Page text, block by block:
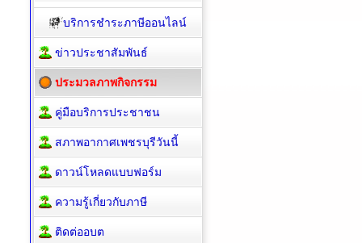
บริการชำระภาษีออนไลน์
ข่าวประชาสัมพันธ์
ประมวลภาพกิจกรรม
คู่มือบริการประชาชน
สภาพอากาศเพชรบุรีวันนี้
ดาวน์โหลดแบบฟอร์ม
ความรู้เกี่ยวกับภาษี
ติดต่ออบต